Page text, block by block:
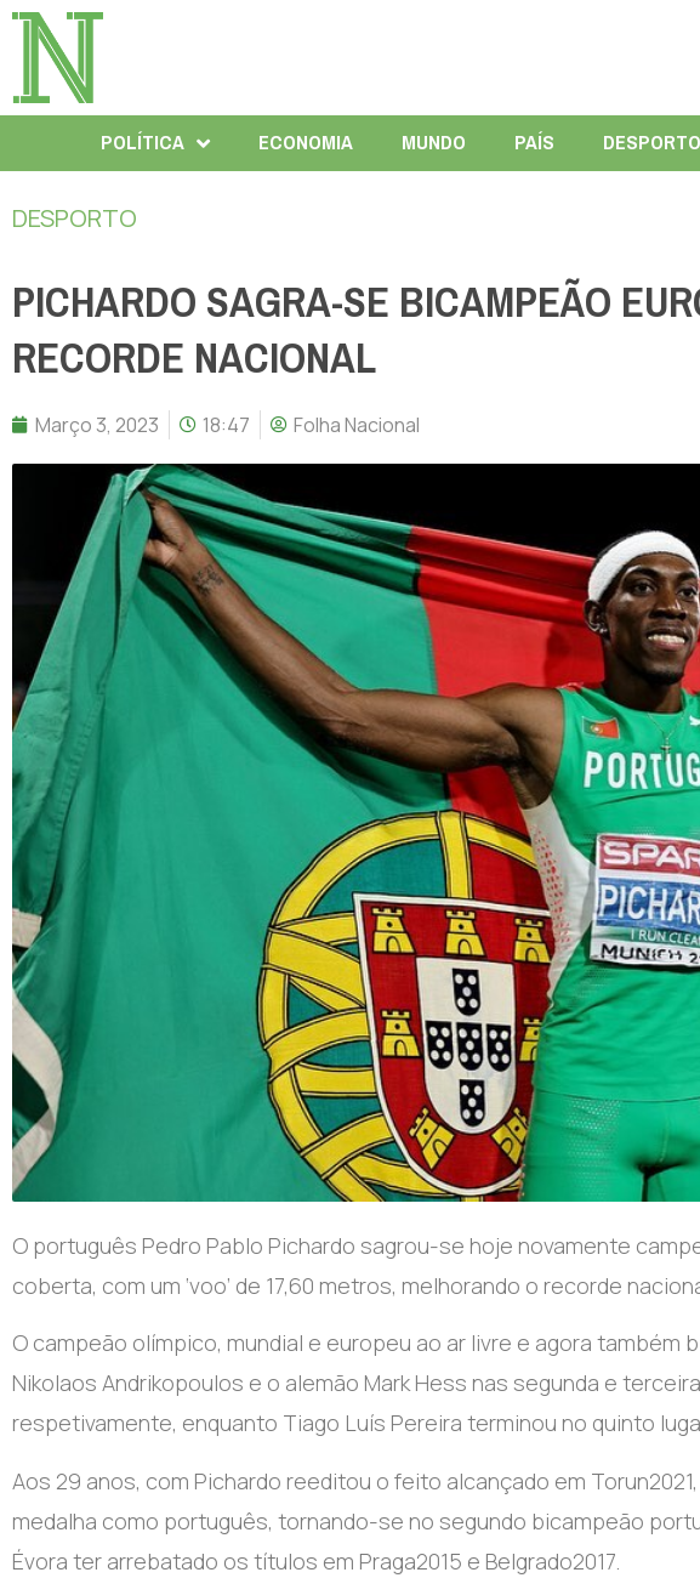
POLÍTICA ECONOMIA MUNDO PAÍS DESPORTO
DESPORTO
PICHARDO SAGRA-SE BICAMPEÃO
RECORDE NACIONAL
Março 3, 2023 18:47 Folha Nacional
O português Pedro Pablo Pichardo sagrou-se hoje novamente
coberta, com um ‘voo’ de 17,60 metros, melhorando o recorde
O campeão olímpico, mundial e europeu ao ar livre e agora também
Nikolaos Andrikopoulos e o alemão Mark Hess nas segunda e
respetivamente, enquanto Tiago Luís Pereira terminou no quinto
Aos 29 anos, com Pichardo reeditou o feito alcançado em
medalha como português, tornando-se no segundo bicampeão
Évora ter arrebatado os títulos em Praga2015 e Belgrado2017.